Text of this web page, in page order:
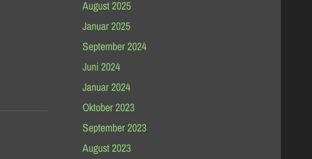
August 2025
Januar 2025
September 2024
Juni 2024
Januar 2024
Oktober 2023
September 2023
August 2023